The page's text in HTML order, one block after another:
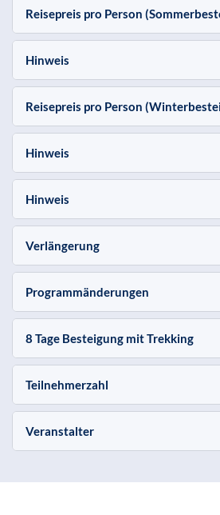
Reisepreis pro Person
Hinweis
Reisepreis pro Person
Hinweis
Hinweis
Verlängerung
Programmänderungen
8 Tage Besteigung mit Trekking
Teilnehmerzahl
Veranstalter